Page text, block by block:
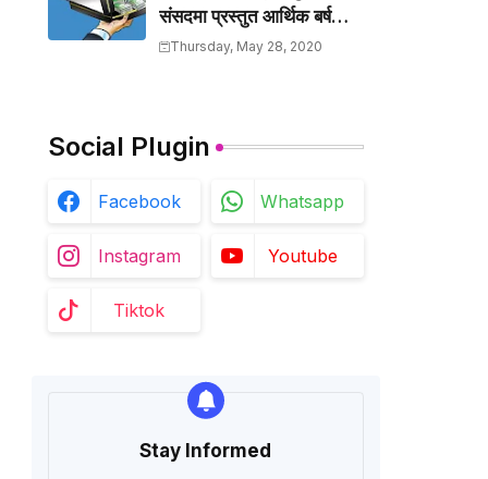
संसदमा प्रस्तुत आर्थिक बर्ष
२०७७/२०७८ को बजेटमा
Thursday, May 28, 2020
Social Plugin
Facebook Whatsapp
Instagram Youtube
Tiktok
Stay Informed